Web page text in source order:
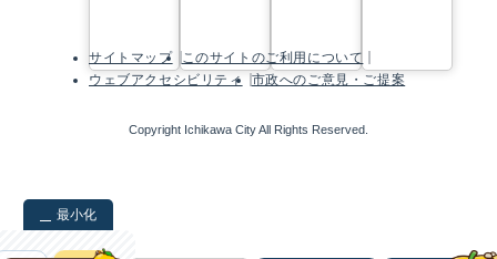
サイトマップ
このサイトのご利用について
ウェブアクセシビリティ
市政へのご意見・ご提案
Copyright Ichikawa City All Rights Reserved.
最小化